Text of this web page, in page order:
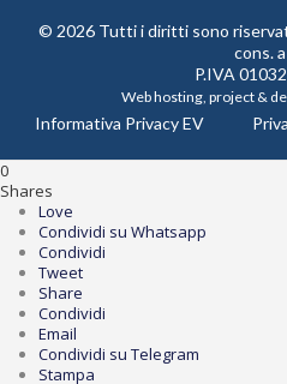
© 2026 Tutti i diritti sono
cons. a
P.IVA
Web hosting, project &
Informativa Privacy EV
0
Shares
Love
Condividi su Whatsapp
Condividi
Tweet
Share
Condividi
Email
Condividi su Telegram
Stampa